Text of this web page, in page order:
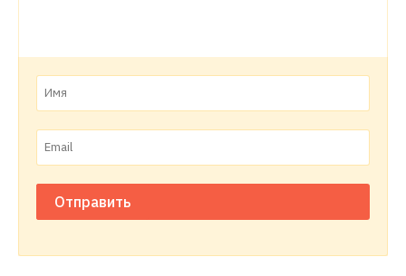
Отправить